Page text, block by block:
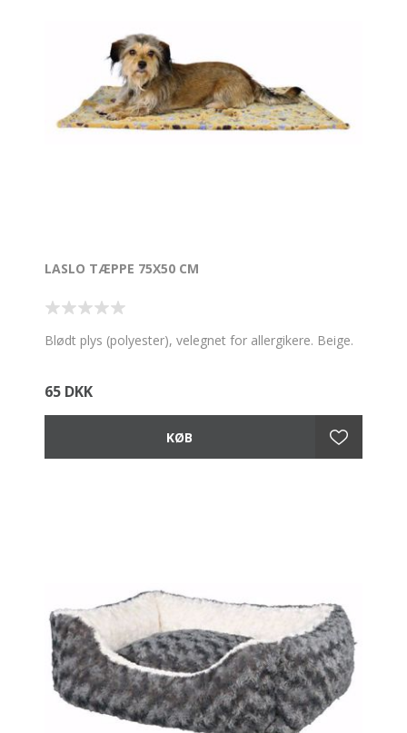
LASLO TÆPPE 75X50 CM
Blødt plys (polyester), velegnet for allergikere. Beige.
65 DKK